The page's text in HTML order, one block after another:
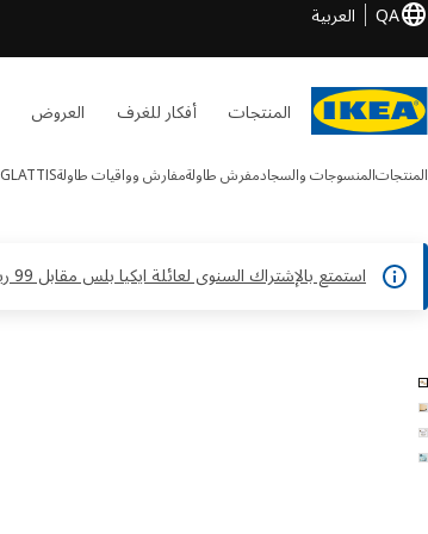
QA العربية
المنتجات أفكار للغرف العروض
المنتجاتالمنسوجات والسجادمفرش طاولةمفارش وواقيات طاولةGLATTIS
استمتع بالإشتراك السنوى لعائلة ايكيا بلس مقابل 99 ريال فقط. تطبق الشروط والأحكام*
4 GLATTIS الصور الصور